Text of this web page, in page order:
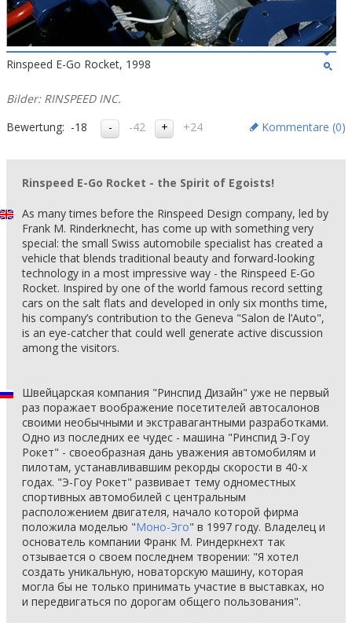
Rinspeed E-Go Rocket, 1998
Bilder: RINSPEED INC.
Bewertung: -18 -42 +24 Kommentare (0)
Rinspeed E-Go Rocket - the Spirit of Egoists!
As many times before the Rinspeed Design company, led by
Frank M. Rinderknecht, has come up with something very
special: the small Swiss automobile specialist has created a
vehicle that blends traditional beauty and forward-looking
technology in a most impressive way - the Rinspeed E-Go
Rocket. Inspired by one of the world famous record setting
cars on the salt flats and developed in only six months time,
his company’s contribution to the Geneva "Salon de l’Auto",
is an eye-catcher that could well generate active discussion
among the visitors.
Швейцарская компания "Ринспид Дизайн" уже не первый
раз поражает воображение посетителей автосалонов
своими необычными и экстравагантными разработками.
Одно из последних ее чудес - машина "Ринспид Э-Гоу
Рокет" - своеобразная дань уважения автомобилям и
пилотам, устанавливавшим рекорды скорости в 40-х
годах. "Э-Гоу Рокет" развивает тему одноместных
спортивных автомобилей с центральным
расположением двигателя, начало которой фирма
положила моделью "Моно-Эго" в 1997 году. Владелец и
основатель компании Франк М. Риндеркнехт так
отзывается о своем последнем творении: "Я хотел
создать уникальную, новаторскую машину, которая
могла бы не только принимать участие в выставках, но
и передвигаться по дорогам общего пользования".